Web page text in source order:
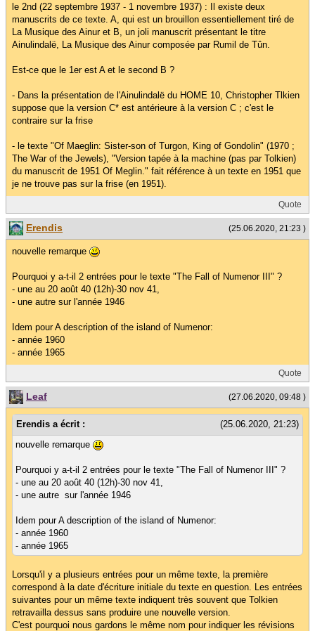
le 2nd (22 septembre 1937 - 1 novembre 1937) : Il existe deux
manuscrits de ce texte. A, qui est un brouillon essentiellement tiré de
La Musique des Ainur et B, un joli manuscrit présentant le titre
Ainulindalë, La Musique des Ainur composée par Rumil de Tûn.
Est-ce que le 1er est A et le second B ?
- Dans la présentation de l'Ainulindalë du HOME 10, Christopher Tlkien
suppose que la version C* est antérieure à la version C ; c'est le
contraire sur la frise
- le texte "Of Maeglin: Sister-son of Turgon, King of Gondolin" (1970 ;
The War of the Jewels), "Version tapée à la machine (pas par Tolkien)
du manuscrit de 1951 Of Meglin." fait référence à un texte en 1951 que
je ne trouve pas sur la frise (en 1951).
Quote
(25.06.2020, 21:23 )
Erendis
nouvelle remarque
Pourquoi y a-t-il 2 entrées pour le texte "The Fall of Numenor III" ?
- une au 20 août 40 (12h)-30 nov 41,
- une autre sur l'année 1946
Idem pour A description of the island of Numenor:
- année 1960
- année 1965
Quote
(27.06.2020, 09:48 )
Leaf
(25.06.2020, 21:23)
Erendis a écrit :
nouvelle remarque
Pourquoi y a-t-il 2 entrées pour le texte "The Fall of Numenor III" ?
- une au 20 août 40 (12h)-30 nov 41,
- une autre sur l'année 1946
Idem pour A description of the island of Numenor:
- année 1960
- année 1965
Lorsqu'il y a plusieurs entrées pour un même texte, la première
correspond à la date d'écriture initiale du texte en question. Les entrées
suivantes pour un même texte indiquent très souvent que Tolkien
retravailla dessus sans produire une nouvelle version.
C'est pourquoi nous gardons le même nom pour indiquer les révisions